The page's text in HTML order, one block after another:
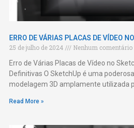
ERRO DE VÁRIAS PLACAS DE VÍDEO
25 de julho de 2024
Nenhum comentário
Erro de Várias Placas de Vídeo no
Definitivas O SketchUp é uma
modelagem 3D amplamente utilizada
Read More »